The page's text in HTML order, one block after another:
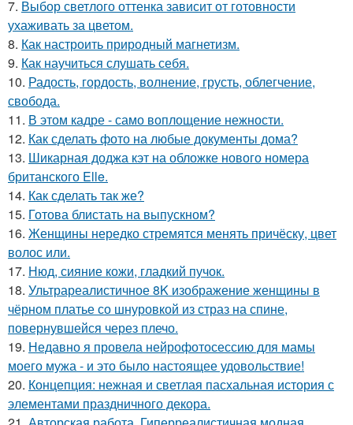
7. Выбор светлого оттенка зависит от готовности
ухаживать за цветом.
8. Как настроить природный магнетизм.
9. Как научиться слушать себя.
10. Радость, гордость, волнение, грусть, облегчение,
свобода.
11. В этом кадре - само воплощение нежности.
12. Как сделать фото на любые документы дома?
13. Шикарная доджа кэт на обложке нового номера
британского Elle.
14. Как сделать так же?
15. Готова блистать на выпускном?
16. Женщины нередко стремятся менять причёску, цвет
волос или.
17. Нюд, сияние кожи, гладкий пучок.
18. Ультрареалистичное 8K изображение женщины в
чёрном платье со шнуровкой из страз на спине,
повернувшейся через плечо.
19. Недавно я провела нейрофотосессию для мамы
моего мужа - и это было настоящее удовольствие!
20. Концепция: нежная и светлая пасхальная история с
элементами праздничного декора.